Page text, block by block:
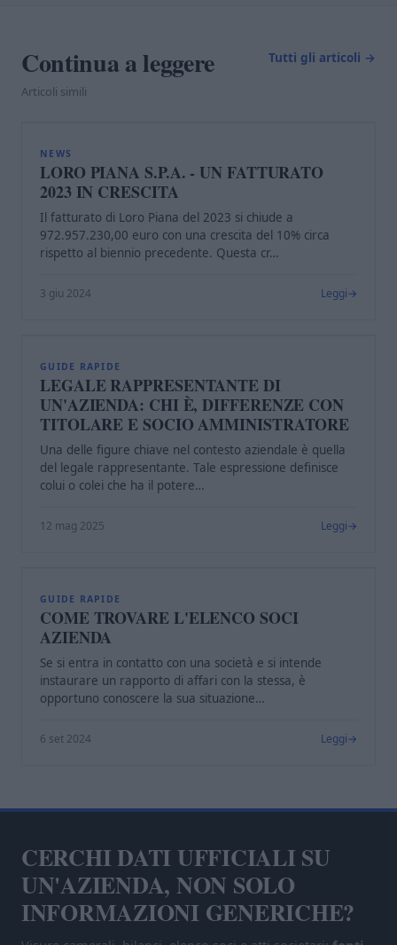
Continua a leggere
Articoli simili
Tutti gli articoli →
NEWS
LORO PIANA S.P.A. - UN FATTURATO
2023 IN CRESCITA
Il fatturato di Loro Piana del 2023 si chiude a
972.957.230,00 euro con una crescita del 10% circa
rispetto al biennio precedente. Questa cr…
3 giu 2024 Leggi
GUIDE RAPIDE
LEGALE RAPPRESENTANTE DI
UN'AZIENDA: CHI È, DIFFERENZE CON
TITOLARE E SOCIO AMMINISTRATORE
Una delle figure chiave nel contesto aziendale è quella
del legale rappresentante. Tale espressione definisce
colui o colei che ha il potere…
12 mag 2025 Leggi
GUIDE RAPIDE
COME TROVARE L'ELENCO SOCI
AZIENDA
Se si entra in contatto con una società e si intende
instaurare un rapporto di affari con la stessa, è
opportuno conoscere la sua situazione…
6 set 2024 Leggi
CERCHI DATI UFFICIALI SU
UN'AZIENDA, NON SOLO
INFORMAZIONI GENERICHE?